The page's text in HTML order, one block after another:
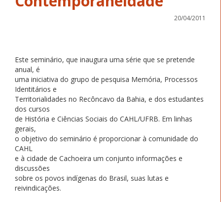
20/04/2011
Este seminário, que inaugura uma série que se pretende
anual, é
uma iniciativa do grupo de pesquisa Memória, Processos
Identitários e
Territorialidades no Recôncavo da Bahia, e dos estudantes
dos cursos
de História e Ciências Sociais do CAHL/UFRB. Em linhas
gerais,
o objetivo do seminário é proporcionar à comunidade do
CAHL
e à cidade de Cachoeira um conjunto informações e
discussões
sobre os povos indígenas do Brasil, suas lutas e
reivindicações.